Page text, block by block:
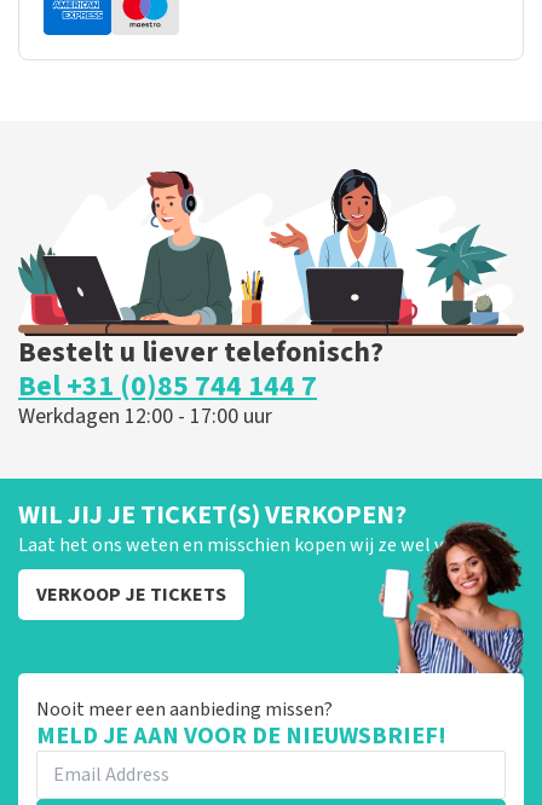
Bestelt u liever telefonisch?
Bel +31 (0)85 744 144 7
Werkdagen 12:00 - 17:00 uur
WIL JIJ JE TICKET(S) VERKOPEN?
Laat het ons weten en misschien kopen wij ze wel van je!
VERKOOP JE TICKETS
Nooit meer een aanbieding missen?
MELD JE AAN VOOR DE NIEUWSBRIEF!